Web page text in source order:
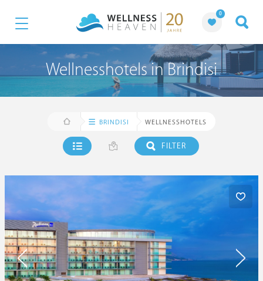
0
Wellnesshotels in Brindisi
BRINDISI WELLNESSHOTELS
FILTER